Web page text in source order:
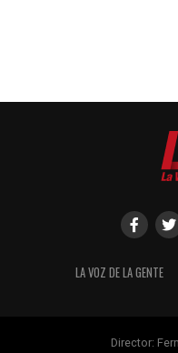
LA VOZ DE LA GENTE
Director: